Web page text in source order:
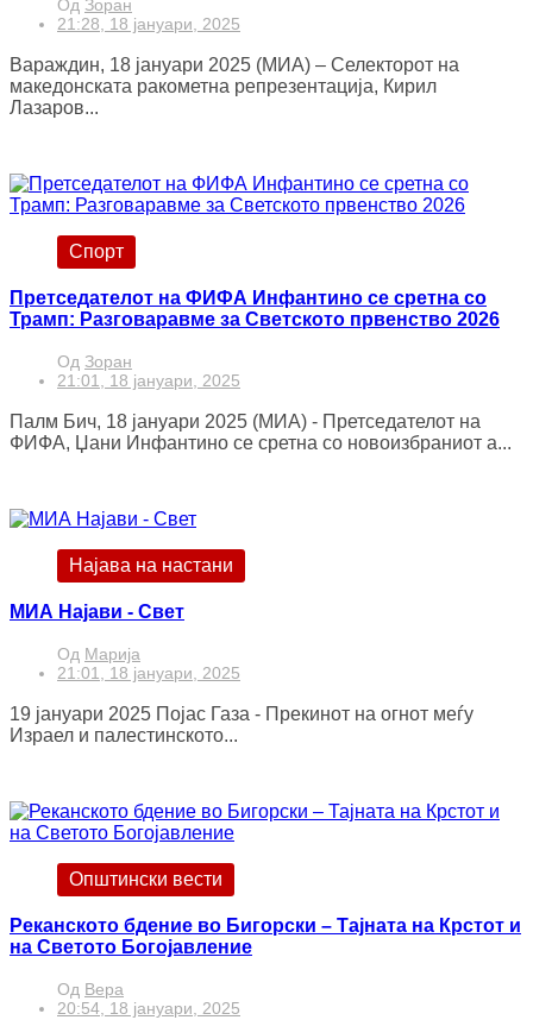
Од Зоран
21:28, 18 јануари, 2025
Вараждин, 18 јануари 2025 (МИА) – Селекторот на
македонската ракометна репрезентација, Кирил
Лазаров...
Спорт
Претседателот на ФИФА Инфантино се сретна со
Трамп: Разговаравме за Светското првенство 2026
Од Зоран
21:01, 18 јануари, 2025
Палм Бич, 18 јануари 2025 (МИА) - Претседателот на
ФИФА, Џани Инфантино се сретна со новоизбраниот а...
Најава на настани
МИА Најави - Свет
Од Марија
21:01, 18 јануари, 2025
19 јануари 2025 Појас Газа - Прекинот на огнот меѓу
Израел и палестинското...
Општински вести
Реканското бдение во Бигорски – Тајната на Крстот и
на Светото Богојавление
Од Вера
20:54, 18 јануари, 2025